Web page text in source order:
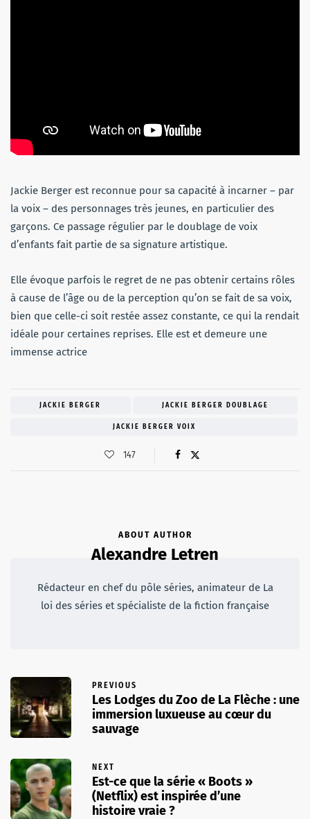
Jackie Berger est reconnue pour sa capacité à incarner – par
la voix – des personnages très jeunes, en particulier des
garçons. Ce passage régulier par le doublage de voix
d’enfants fait partie de sa signature artistique.
Elle évoque parfois le regret de ne pas obtenir certains rôles
à cause de l’âge ou de la perception qu’on se fait de sa voix,
bien que celle-ci soit restée assez constante, ce qui la rendait
idéale pour certaines reprises. Elle est et demeure une
immense actrice
JACKIE BERGER JACKIE BERGER DOUBLAGE
JACKIE BERGER VOIX
147
ABOUT AUTHOR
Alexandre Letren
Rédacteur en chef du pôle séries, animateur de La
loi des séries et spécialiste de la fiction française
PREVIOUS
Les Lodges du Zoo de La Flèche : une
immersion luxueuse au cœur du
sauvage
NEXT
Est-ce que la série « Boots »
(Netflix) est inspirée d’une
histoire vraie ?